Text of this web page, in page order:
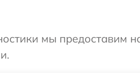
мы предоставим